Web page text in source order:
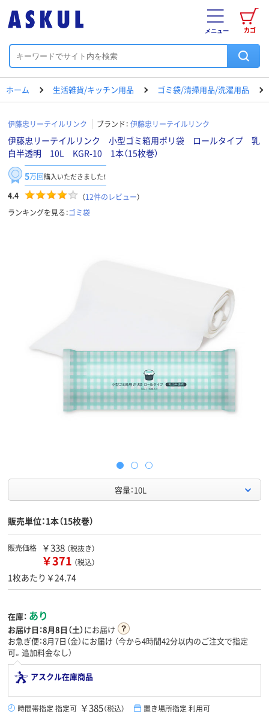
カゴ
メニュー
ホーム 生活雑貨/キッチン用品 ゴミ袋/清掃用品/洗濯用品
伊藤忠リーテイルリンク ブランド： 伊藤忠リーテイルリンク
伊藤忠リーテイルリンク 小型ゴミ箱用ポリ袋 ロールタイプ 乳
白半透明 10L KGR-10 1本（15枚巻）
5万回購入いただきました！
4.4 （12件のレビュー）
ランキングを見る：ゴミ袋
容量：10L
販売単位：1本（15枚巻）
販売価格 ￥338 （税抜き）
￥371 （税込）
1枚あたり￥24.74
在庫： あり
お届け日：8月8日（土）にお届け
お急ぎ便：8月7日（金）にお届け （今から4時間42分以内のご注文で指定
可。追加料金なし）
アスクル在庫商品
時間帯指定 指定可 ￥385（税込） 置き場所指定 利用可